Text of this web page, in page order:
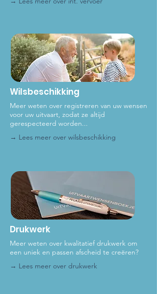
Wilsbeschikking
Meer weten over registreren van uw wensen
voor uw uitvaart, zodat ze altijd
gerespecteerd worden...
→ Lees meer over wilsbeschikking
Drukwerk
Meer weten over kwalitatief drukwerk om
een uniek en passen afscheid te creëren?
→ Lees meer over drukwerk